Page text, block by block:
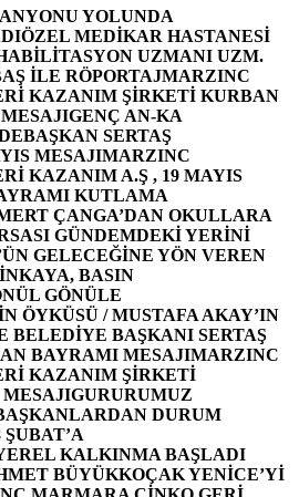
YOLUNDA
ÖZEL MEDİKAR HASTANESİ
UZMANI UZM.
İLE RÖPORTAJMARZINC
KAZANIM ŞİRKETİ KURBAN
GENÇ AN-KA
BAŞKAN SERTAŞ
MESAJIMARZINC
KAZANIM A.Ş , 19 MAYIS
KUTLAMA
ÇANGA’DAN OKULLARA
GÜNDEMDEKİ YERİNİ
GELECEĞİNE YÖN VEREN
BASIN
GÖNÜLE
ÖYKÜSÜ / MUSTAFA AKAY’IN
BELEDİYE BAŞKANI SERTAŞ
BAYRAMI MESAJIMARZINC
KAZANIM ŞİRKETİ
GURURUMUZ
DURUM
ŞUBAT’A
KALKINMA BAŞLADI
BÜYÜKKOÇAK YENİCE’Yİ